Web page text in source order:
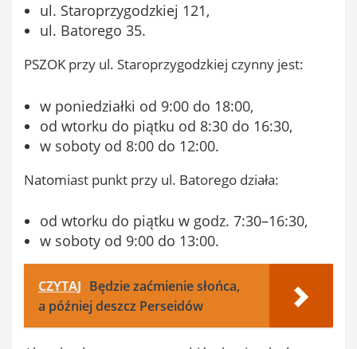
ul. Staroprzygodzkiej 121,
ul. Batorego 35.
PSZOK przy ul. Staroprzygodzkiej czynny jest:
w poniedziałki od 9:00 do 18:00,
od wtorku do piątku od 8:30 do 16:30,
w soboty od 8:00 do 12:00.
Natomiast punkt przy ul. Batorego działa:
od wtorku do piątku w godz. 7:30–16:30,
w soboty od 9:00 do 13:00.
CZYTAJ Będzie zaćmienie słońca,
a później deszcz Perseidów